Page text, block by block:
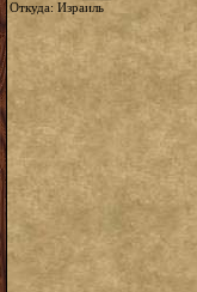
Откуда: Израиль